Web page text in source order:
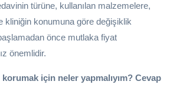
türüne, kullanılan malzemelere,
kliniğin konumuna göre değişiklik
önce mutlaka fiyat
önemlidir.
korumak için neler yapmalıyım? Cevap